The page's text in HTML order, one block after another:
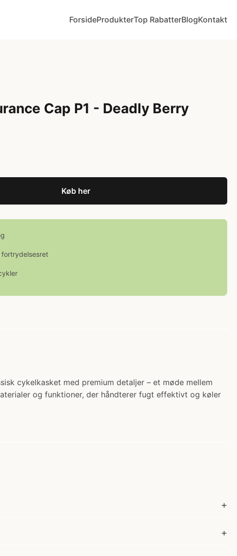
ForsideProdukterTop RabatterBlogKontakt
Cap P1 - Deadly Berry
Køb her
cykelkasket med premium detaljer – et møde mellem
og funktioner, der håndterer fugt effektivt og køler